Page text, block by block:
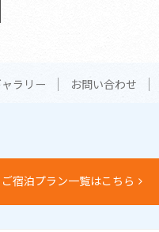
ラリー お問い合わせ
ご宿泊プラン一覧はこちら